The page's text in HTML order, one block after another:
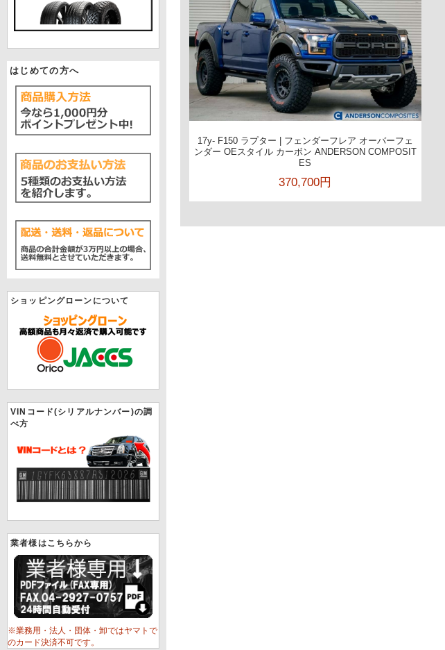
はじめての方へ
ショッピングローンについて
VINコード(シリアルナンバー)の調
べ方
業者様はこちらから
※業務用・法人・団体・卸ではヤマトで
のカード決済不可です。
17y- F150 ラプター | フェンダーフレア オーバーフェ
ンダー OEスタイル カーボン ANDERSON COMPOSIT
ES
370,700円